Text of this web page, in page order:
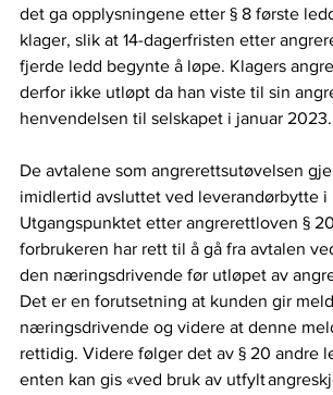
det ga opplysningene etter § 8 første
klager, slik at 14-dagerfristen etter
fjerde ledd begynte å løpe. Klagers
derfor ikke utløpt da han viste til sin
henvendelsen til selskapet i januar 2023.
De avtalene som angrerettsutøvelsen
imidlertid avsluttet ved leverandørbytte i
Utgangspunktet etter angrerettloven §
forbrukeren har rett til å gå fra avtalen
den næringsdrivende før utløpet av
Det er en forutsetning at kunden gir
næringsdrivende og videre at denne
rettidig. Videre følger det av § 20 andre
enten kan gis «ved bruk av utfylt